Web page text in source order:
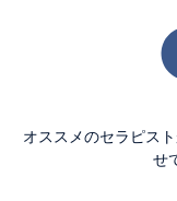
オススメのセラピス
せ